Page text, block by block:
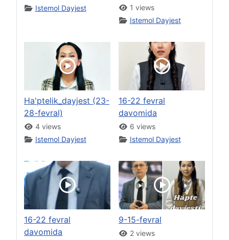
Istemol Dayjest
1 views
Istemol Dayjest
Ha'ptelik_dayjest (23-
28-fevral)
4 views
Istemol Dayjest
16-22 fevral
davomida
6 views
Istemol Dayjest
16-22 fevral
davomida
9-15-fevral
2 views